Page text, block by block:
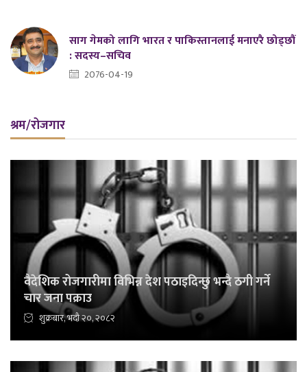
साग गेमको लागि भारत र पाकिस्तानलाई मनाएरै छोड्छौं
: सदस्य–सचिव
2076-04-19
श्रम/रोजगार
वैदेशिक रोजगारीमा विभिन्न देश पठाइदिन्छु भन्दै ठगी गर्ने
चार जना पक्राउ
शुक्रबार, भदौ २०, २०८२